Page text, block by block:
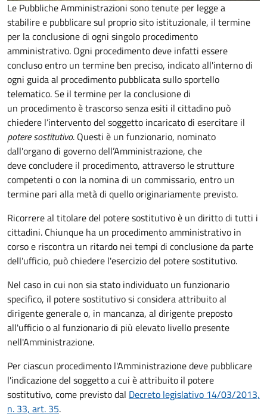
Le Pubbliche Amministrazioni sono tenute per legge a
stabilire e pubblicare sul proprio sito istituzionale, il termine
per la conclusione di ogni singolo procedimento
amministrativo. Ogni procedimento deve infatti essere
concluso entro un termine ben preciso, indicato all'interno di
ogni guida al procedimento pubblicata sullo sportello
telematico. Se il termine per la conclusione di
un procedimento è trascorso senza esiti il cittadino può
chiedere l’intervento del soggetto incaricato di esercitare il
potere sostitutivo. Questi è un funzionario, nominato
dall'organo di governo dell’Amministrazione, che
deve concludere il procedimento, attraverso le strutture
competenti o con la nomina di un commissario, entro un
termine pari alla metà di quello originariamente previsto.
Ricorrere al titolare del potere sostitutivo è un diritto di tutti i
cittadini. Chiunque ha un procedimento amministrativo in
corso e riscontra un ritardo nei tempi di conclusione da parte
dell'ufficio, può chiedere l'esercizio del potere sostitutivo.
Nel caso in cui non sia stato individuato un funzionario
specifico, il potere sostitutivo si considera attribuito al
dirigente generale o, in mancanza, al dirigente preposto
all'ufficio o al funzionario di più elevato livello presente
nell'Amministrazione.
Per ciascun procedimento l'Amministrazione deve pubblicare
l'indicazione del soggetto a cui è attribuito il potere
sostitutivo, come previsto dal Decreto legislativo 14/03/2013,
n. 33, art. 35.